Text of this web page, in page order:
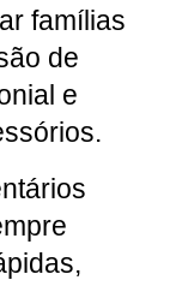
famílias
de
e